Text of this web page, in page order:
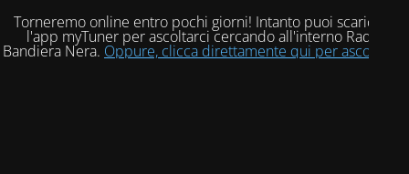
Torneremo online entro pochi giorni! Intanto puoi scaricare
l'app myTuner per ascoltarci cercando all'interno Radio
Bandiera Nera. Oppure, clicca direttamente qui per ascoltarci!